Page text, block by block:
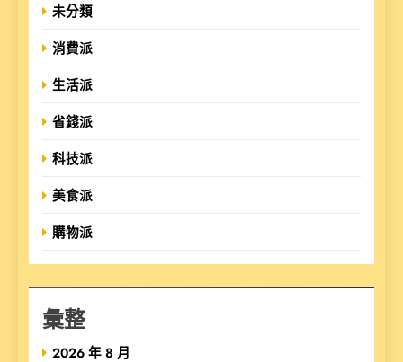
未分類
消費派
生活派
省錢派
科技派
美食派
購物派
彙整
2026 年 8 月